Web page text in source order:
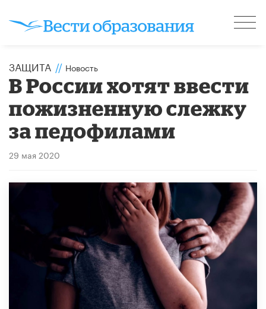
ЗАЩИТА // Новость
В России хотят ввести
пожизненную слежку
за педофилами
29 мая 2020